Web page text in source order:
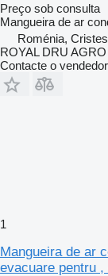
Preço sob consulta
Mangueira de ar
Roménia,
ROYAL DRU
Contacte o vendedor
1
Mangueira de ar
evacuare pentru ,